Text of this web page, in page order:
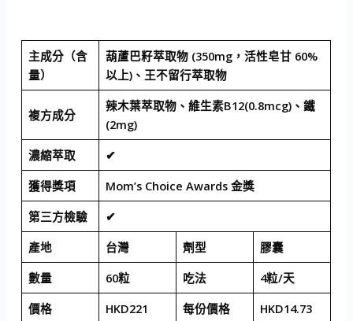
主成分（含
量）
葫蘆巴籽萃取物 (350mg，活性皂甘 60%
以上)、王不留行萃取物
複方成分
辣木葉萃取物、維生素B12(0.8mcg)、鐵
(2mg)
濃縮萃取
✔
獲得獎項
Mom’s Choice Awards 金獎
第三方檢驗
✔
產地
台灣 劑型
膠囊
數量
60粒 吃法
4粒/天
價格
HKD221 每份價格 HKD14.73